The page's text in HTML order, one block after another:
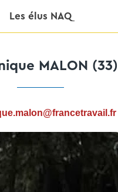
Les élus NAQ
MALON (33)